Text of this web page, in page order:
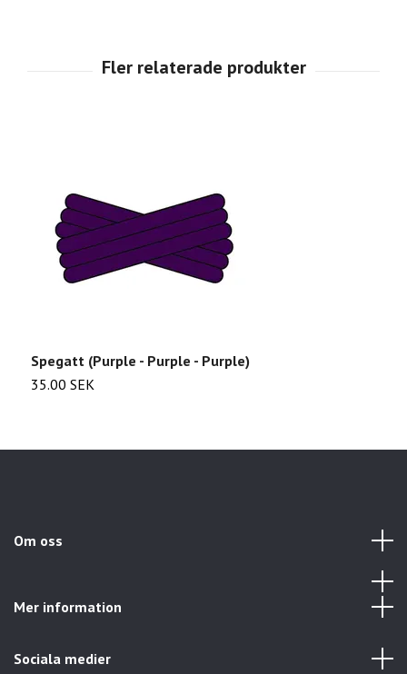
Spegatt (Purple - Purple - Purple)
35.00 SEK
Om oss
Mer information
Sociala medier